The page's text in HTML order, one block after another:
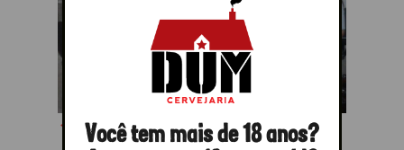
← Anterior Próximo →
Você tem mais de 18 anos?